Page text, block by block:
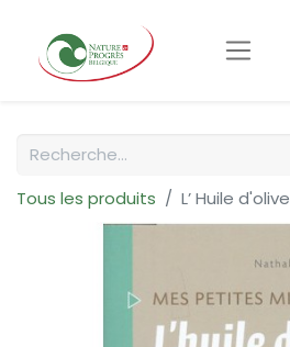
Tous les produits L’ Huile d'olive